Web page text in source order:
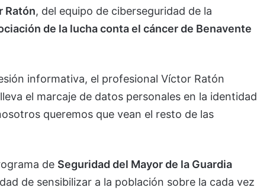
Ratón, del equipo de ciberseguridad de la
de la lucha conta el cáncer de Benavente
informativa, el profesional Víctor Ratón
el marcaje de datos personales en la identidad
queremos que vean el resto de las
de Seguridad del Mayor de la Guardia
de sensibilizar a la población sobre la cada vez